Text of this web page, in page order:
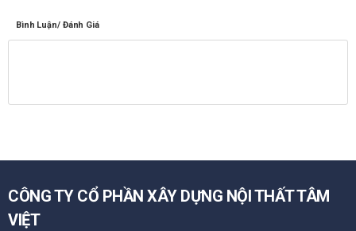
Bình Luận/ Đánh Giá
CÔNG TY CỔ PHẦN XÂY DỰNG NỘI THẤT TÂM
VIỆT